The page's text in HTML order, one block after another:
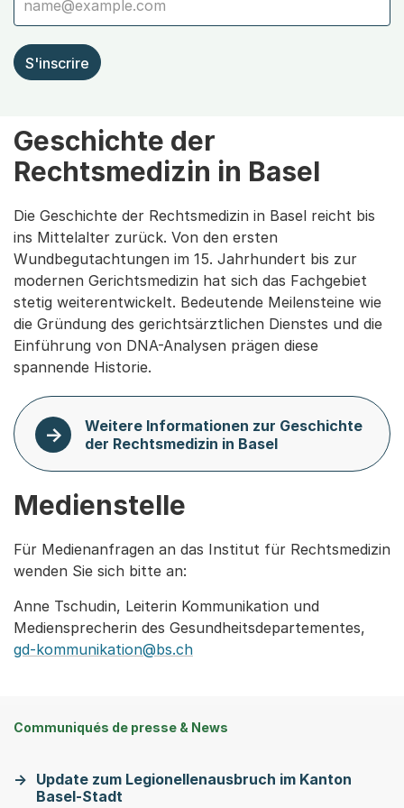
S'inscrire
Geschichte der
Rechtsmedizin in Basel
Die Geschichte der Rechtsmedizin in Basel reicht bis
ins Mittelalter zurück. Von den ersten
Wundbegutachtungen im 15. Jahrhundert bis zur
modernen Gerichtsmedizin hat sich das Fachgebiet
stetig weiterentwickelt. Bedeutende Meilensteine wie
die Gründung des gerichtsärztlichen Dienstes und die
Einführung von DNA-Analysen prägen diese
spannende Historie.
Weitere Informationen zur Geschichte
der Rechtsmedizin in Basel
Medienstelle
Für Medienanfragen an das Institut für Rechtsmedizin
wenden Sie sich bitte an:
Anne Tschudin, Leiterin Kommunikation und
Mediensprecherin des Gesundheitsdepartementes,
gd-kommunikation@bs.ch
Communiqués de presse & News
Update zum Legionellenausbruch im Kanton
Basel-Stadt